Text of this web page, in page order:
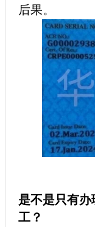
后果。
是不是只有
工？